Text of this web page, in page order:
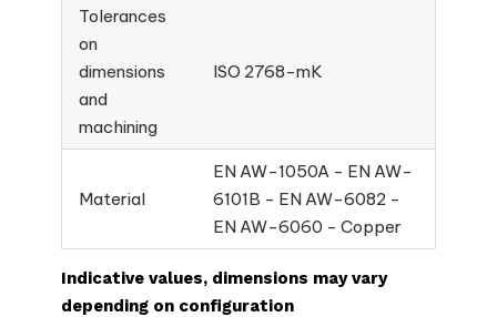
Tolerances
on
dimensions
and
machining
ISO 2768-mK
Material
EN AW-1050A - EN AW-
6101B - EN AW-6082 -
EN AW-6060 - Copper
Indicative values, dimensions may vary
depending on configuration